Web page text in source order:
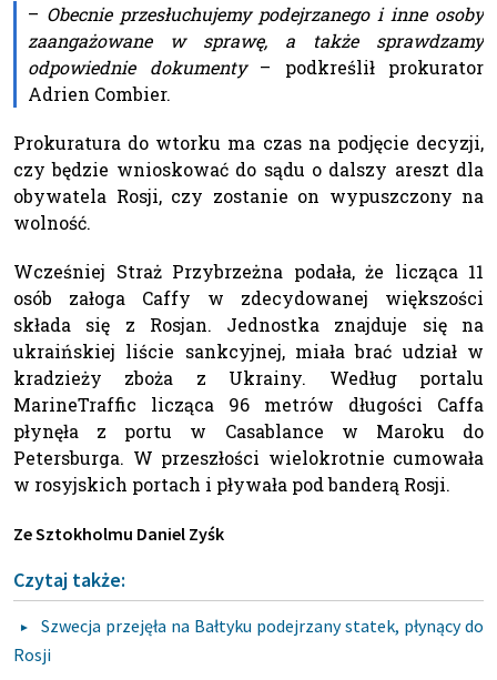
– Obecnie przesłuchujemy podejrzanego i inne osoby
zaangażowane w sprawę, a także sprawdzamy
odpowiednie dokumenty– podkreślił prokurator
Adrien Combier.
Prokuratura do wtorku ma czas na podjęcie decyzji,
czy będzie wnioskować do sądu o dalszy areszt dla
obywatela Rosji, czy zostanie on wypuszczony na
wolność.
Wcześniej Straż Przybrzeżna podała, że licząca 11
osób załoga Caffy w zdecydowanej większości
składa się z Rosjan. Jednostka znajduje się na
ukraińskiej liście sankcyjnej, miała brać udział w
kradzieży zboża z Ukrainy. Według portalu
MarineTraffic licząca 96 metrów długości Caffa
płynęła z portu w Casablance w Maroku do
Petersburga. W przeszłości wielokrotnie cumowała
w rosyjskich portach i pływała pod banderą Rosji.
Ze Sztokholmu Daniel Zyśk
Czytaj także:
Szwecja przejęła na Bałtyku podejrzany statek, płynący do
Rosji